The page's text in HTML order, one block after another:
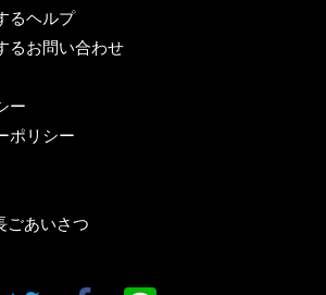
るヘルプ
るお問い合わせ
ー
ポリシー
ごあいさつ